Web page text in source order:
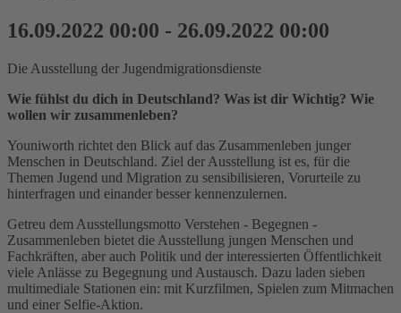
16.09.2022 00:00 - 26.09.2022 00:00
Die Ausstellung der Jugendmigrationsdienste
Wie fühlst du dich in Deutschland? Was ist dir Wichtig? Wie
wollen wir zusammenleben?
Youniworth richtet den Blick auf das Zusammenleben junger
Menschen in Deutschland. Ziel der Ausstellung ist es, für die
Themen Jugend und Migration zu sensibilisieren, Vorurteile zu
hinterfragen und einander besser kennenzulernen.
Getreu dem Ausstellungsmotto Verstehen - Begegnen -
Zusammenleben bietet die Ausstellung jungen Menschen und
Fachkräften, aber auch Politik und der interessierten Öffentlichkeit
viele Anlässe zu Begegnung und Austausch. Dazu laden sieben
multimediale Stationen ein: mit Kurzfilmen, Spielen zum Mitmachen
und einer Selfie-Aktion.